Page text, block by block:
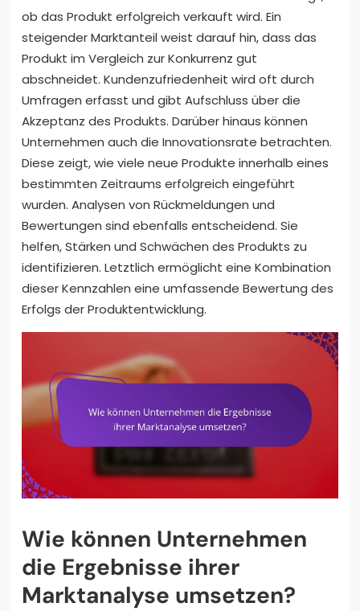
ob das Produkt erfolgreich verkauft wird. Ein
steigender Marktanteil weist darauf hin, dass das
Produkt im Vergleich zur Konkurrenz gut
abschneidet. Kundenzufriedenheit wird oft durch
Umfragen erfasst und gibt Aufschluss über die
Akzeptanz des Produkts. Darüber hinaus können
Unternehmen auch die Innovationsrate betrachten.
Diese zeigt, wie viele neue Produkte innerhalb eines
bestimmten Zeitraums erfolgreich eingeführt
wurden. Analysen von Rückmeldungen und
Bewertungen sind ebenfalls entscheidend. Sie
helfen, Stärken und Schwächen des Produkts zu
identifizieren. Letztlich ermöglicht eine Kombination
dieser Kennzahlen eine umfassende Bewertung des
Erfolgs der Produktentwicklung.
Wie können Unternehmen
die Ergebnisse ihrer
Marktanalyse umsetzen?